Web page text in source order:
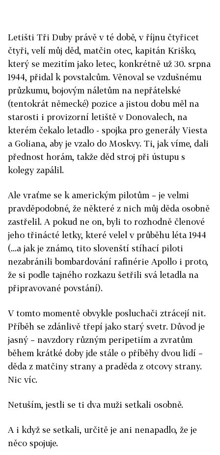
Letišti Tři Duby právě v té době, v říjnu čtyřicet
čtyři, velí můj děd, matčin otec, kapitán Kriško,
který se mezitím jako letec, konkrétně už 30. srpna
1944, přidal k povstalcům. Věnoval se vzdušnému
průzkumu, bojovým náletům na nepřátelské
(tentokrát německé) pozice a jistou dobu měl na
starosti i provizorní letiště v Donovalech, na
kterém čekalo letadlo - spojka pro generály Viesta
a Goliana, aby je vzalo do Moskvy. Ti, jak víme, dali
přednost horám, takže děd stroj při ústupu s
kolegy zapálil.
Ale vraťme se k americkým pilotům – je velmi
pravděpodobné, že některé z nich můj děda osobně
zastřelil. A pokud ne on, byli to rozhodně členové
jeho třinácté letky, které velel v průběhu léta 1944
(...a jak je známo, tito slovenští stíhací piloti
nezabránili bombardování rafinérie Apollo i proto,
že si podle tajného rozkazu šetřili svá letadla na
připravované povstání).
V tomto momentě obvykle posluchači ztrácejí nit.
Příběh se zdánlivě třepí jako starý svetr. Důvod je
jasný – navzdory různým peripetiím a zvratům
během krátké doby jde stále o příběhy dvou lidí –
děda z matčiny strany a praděda z otcovy strany.
Nic víc.
Netuším, jestli se ti dva muži setkali osobně.
A i když se setkali, určitě je ani nenapadlo, že je
něco spojuje.